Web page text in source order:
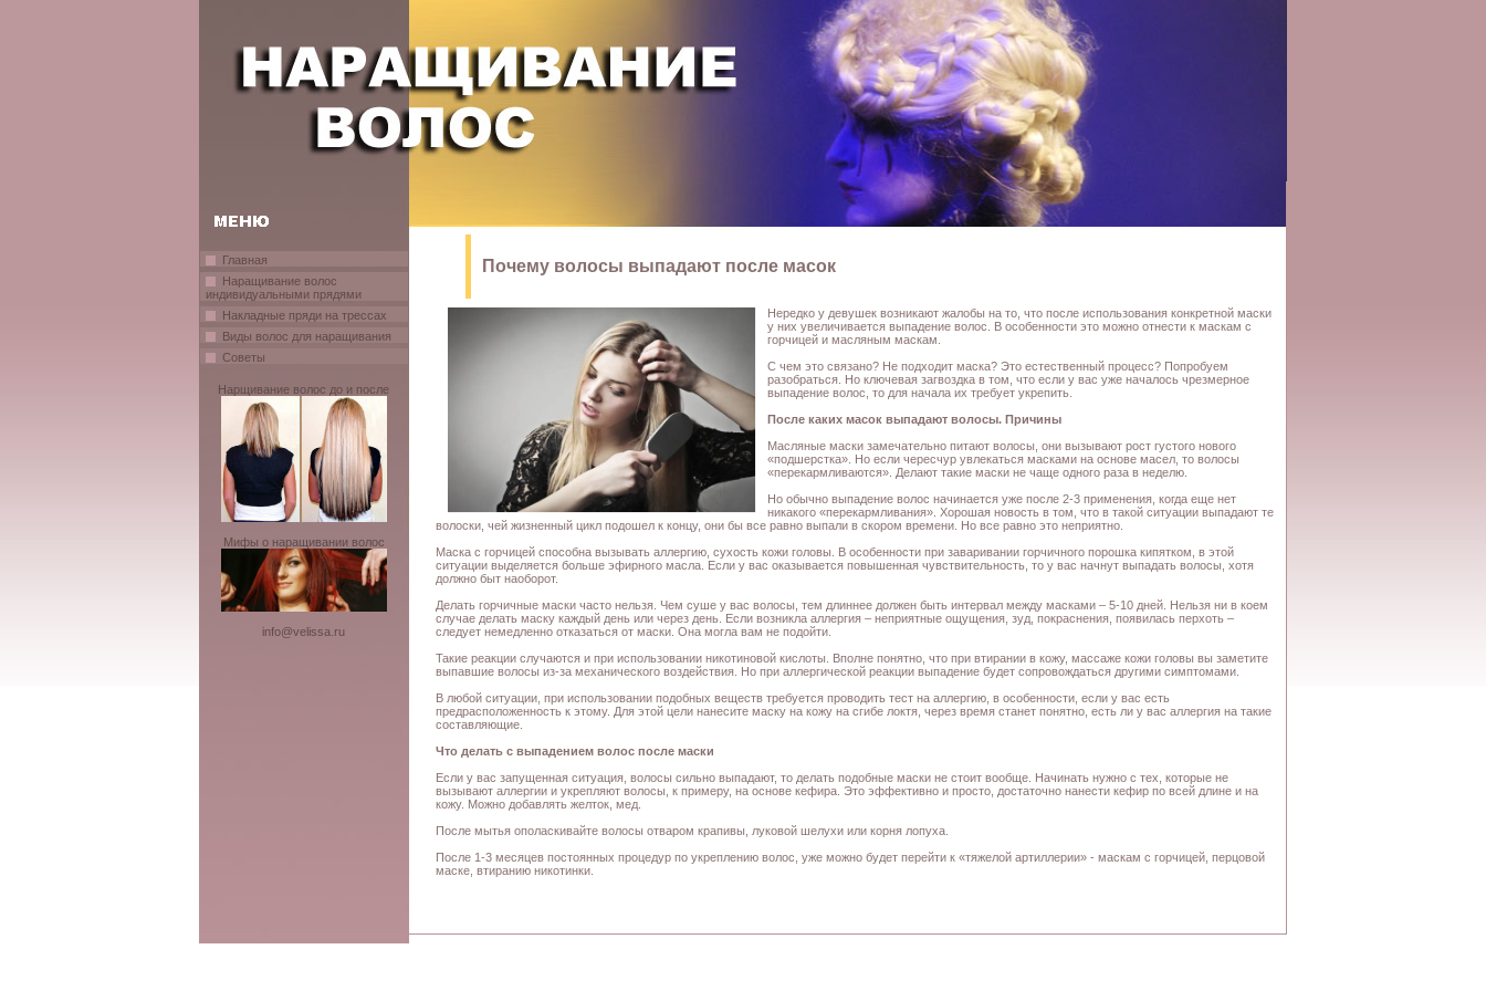
Главная
Наращивание волос
индивидуальными прядями
Накладные пряди на трессах
Виды волос для наращивания
Советы
Нарщивание волос до и после
Мифы о наращивании волос
info@velissa.ru
Почему волосы выпадают после масок
Нередко у девушек возникают жалобы на то, что после использования конкретной маски
у них увеличивается выпадение волос. В особенности это можно отнести к маскам с
горчицей и масляным маскам.
С чем это связано? Не подходит маска? Это естественный процесс? Попробуем
разобраться. Но ключевая загвоздка в том, что если у вас уже началось чрезмерное
выпадение волос, то для начала их требует укрепить.
После каких масок выпадают волосы. Причины
Масляные маски замечательно питают волосы, они вызывают рост густого нового
«подшерстка». Но если чересчур увлекаться масками на основе масел, то волосы
«перекармливаются». Делают такие маски не чаще одного раза в неделю.
Но обычно выпадение волос начинается уже после 2-3 применения, когда еще нет
никакого «перекармливания». Хорошая новость в том, что в такой ситуации выпадают те
волоски, чей жизненный цикл подошел к концу, они бы все равно выпали в скором времени. Но все равно это неприятно.
Маска с горчицей способна вызывать аллергию, сухость кожи головы. В особенности при заваривании горчичного порошка кипятком, в этой
ситуации выделяется больше эфирного масла. Если у вас оказывается повышенная чувствительность, то у вас начнут выпадать волосы, хотя
должно быт наоборот.
Делать горчичные маски часто нельзя. Чем суше у вас волосы, тем длиннее должен быть интервал между масками – 5-10 дней. Нельзя ни в коем
случае делать маску каждый день или через день. Если возникла аллергия – неприятные ощущения, зуд, покраснения, появилась перхоть –
следует немедленно отказаться от маски. Она могла вам не подойти.
Такие реакции случаются и при использовании никотиновой кислоты. Вполне понятно, что при втирании в кожу, массаже кожи головы вы заметите
выпавшие волосы из-за механического воздействия. Но при аллергической реакции выпадение будет сопровождаться другими симптомами.
В любой ситуации, при использовании подобных веществ требуется проводить тест на аллергию, в особенности, если у вас есть
предрасположенность к этому. Для этой цели нанесите маску на кожу на сгибе локтя, через время станет понятно, есть ли у вас аллергия на такие
составляющие.
Что делать с выпадением волос после маски
Если у вас запущенная ситуация, волосы сильно выпадают, то делать подобные маски не стоит вообще. Начинать нужно с тех, которые не
вызывают аллергии и укрепляют волосы, к примеру, на основе кефира. Это эффективно и просто, достаточно нанести кефир по всей длине и на
кожу. Можно добавлять желток, мед.
После мытья ополаскивайте волосы отваром крапивы, луковой шелухи или корня лопуха.
После 1-3 месяцев постоянных процедур по укреплению волос, уже можно будет перейти к «тяжелой артиллерии» - маскам с горчицей, перцовой
маске, втиранию никотинки.